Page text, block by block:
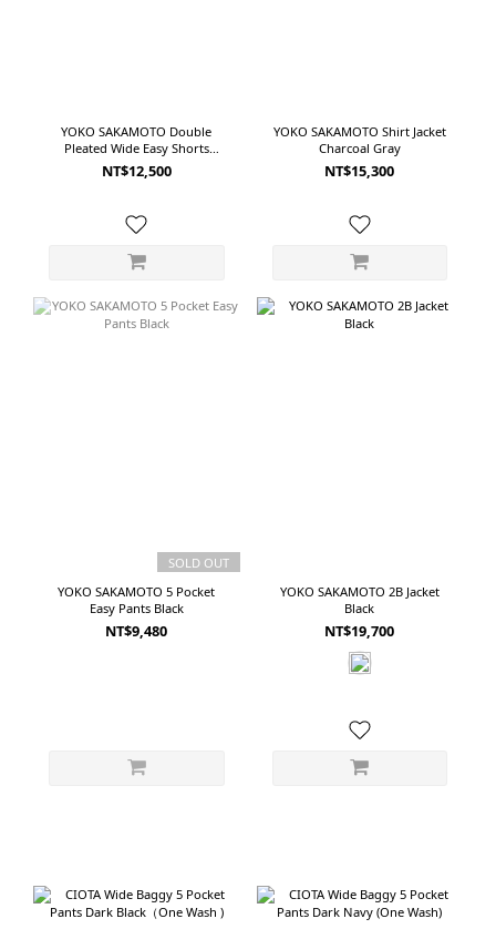
YOKO SAKAMOTO Double
Pleated Wide Easy Shorts
Charcoal Gray
NT$12,500
YOKO SAKAMOTO Shirt Jacket
Charcoal Gray
NT$15,300
SOLD OUT
YOKO SAKAMOTO 5 Pocket
Easy Pants Black
NT$9,480
YOKO SAKAMOTO 2B Jacket
Black
NT$19,700